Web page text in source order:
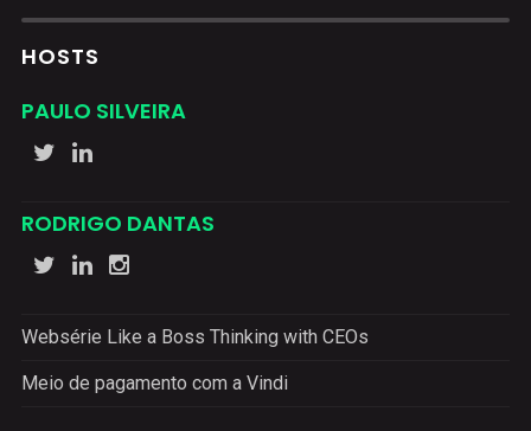
HOSTS
PAULO SILVEIRA
RODRIGO DANTAS
Websérie Like a Boss Thinking with CEOs
Meio de pagamento com a Vindi